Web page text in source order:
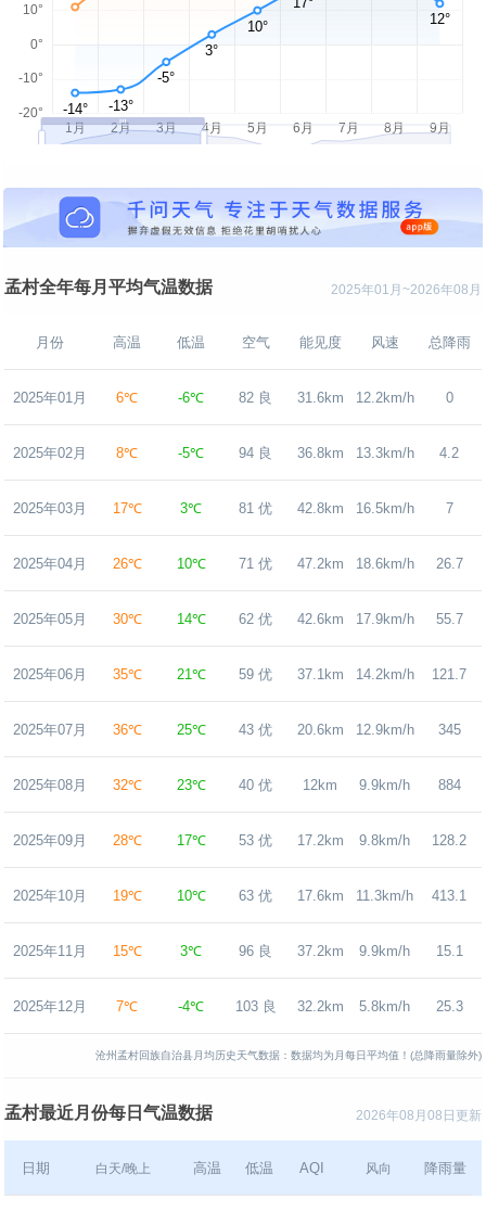
2025年01月~2026年08月
孟村全年每月平均气温数据
月份 高温 低温 空气 能见度 风速 总降雨
2025年01月 6℃ -6℃ 82 良 31.6km 12.2km/h 0
2025年02月 8℃ -5℃ 94 良 36.8km 13.3km/h 4.2
2025年03月 17℃ 3℃ 81 优 42.8km 16.5km/h 7
2025年04月 26℃ 10℃ 71 优 47.2km 18.6km/h 26.7
2025年05月 30℃ 14℃ 62 优 42.6km 17.9km/h 55.7
2025年06月 35℃ 21℃ 59 优 37.1km 14.2km/h 121.7
2025年07月 36℃ 25℃ 43 优 20.6km 12.9km/h 345
2025年08月 32℃ 23℃ 40 优 12km 9.9km/h 884
2025年09月 28℃ 17℃ 53 优 17.2km 9.8km/h 128.2
2025年10月 19℃ 10℃ 63 优 17.6km 11.3km/h 413.1
2025年11月 15℃ 3℃ 96 良 37.2km 9.9km/h 15.1
2025年12月 7℃ -4℃ 103 良 32.2km 5.8km/h 25.3
沧州孟村回族自治县月均历史天气数据：数据均为月每日平均值！(总降雨量除外)
2026年08月08日更新
孟村最近月份每日气温数据
日期 白天/晚上 高温 低温 AQI 风向 降雨量